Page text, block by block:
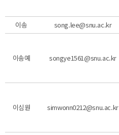
이송
song.lee@snu.ac.kr
이송예 songye1561@snu.ac.kr
이심원 simwonn0212@snu.ac.kr